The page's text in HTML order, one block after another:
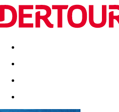
Destinatii Vacanta perfecta